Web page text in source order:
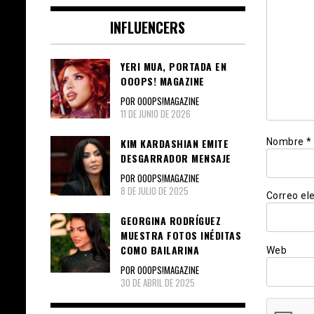
Nombre *
Correo
Web
INFLUENCERS
YERI MUA, PORTADA EN
OOOPS! MAGAZINE
POR OOOPS!MAGAZINE
11 DE JUNIO DE 2026
KIM KARDASHIAN EMITE
DESGARRADOR MENSAJE
POR OOOPS!MAGAZINE
8 DE JULIO DE 2025
GEORGINA RODRÍGUEZ
MUESTRA FOTOS INÉDITAS
COMO BAILARINA
POR OOOPS!MAGAZINE
30 DE ABRIL DE 2025